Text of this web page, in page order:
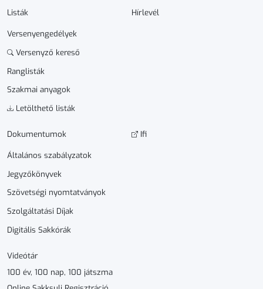
Listák
Versenyengedélyek
Versenyző kereső
Ranglisták
Szakmai anyagok
Letölthető listák
Hírlevél
Dokumen­­tumok
Általános szabályzatok
Jegyzőkönyvek
Szövetségi nyomtatványok
Szolgáltatási Díjak
Digitális Sakkórák
Ifi
Videótár
100 év, 100 nap, 100 játszma